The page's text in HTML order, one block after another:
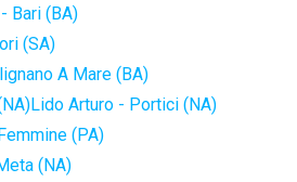
Bari (BA)
(SA)
A Mare (BA)
Lido Arturo - Portici (NA)
(PA)
(NA)